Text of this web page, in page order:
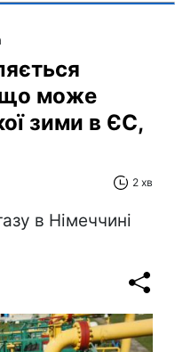
що може
зими в ЄС,
2 хв
в Німеччині